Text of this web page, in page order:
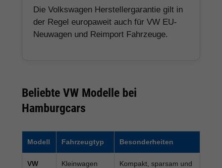
Die Volkswagen Herstellergarantie gilt in
der Regel europaweit auch für VW EU-
Neuwagen und Reimport Fahrzeuge.
Beliebte VW Modelle bei
Hamburgcars
Modell Fahrzeugtyp Besonderheiten
VW
Kleinwagen
Kompakt, sparsam und